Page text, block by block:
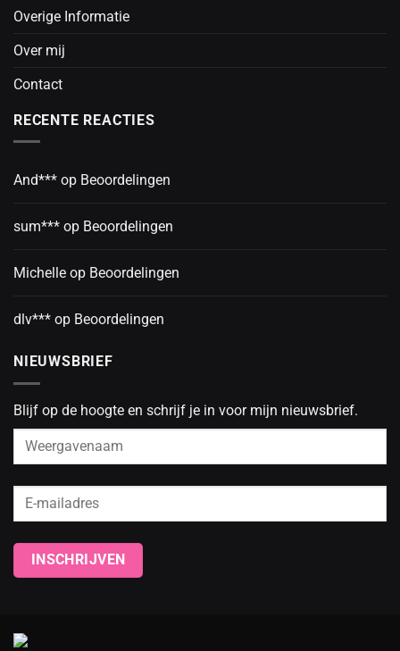
Overige Informatie
Over mij
Contact
RECENTE REACTIES
And*** op Beoordelingen
sum*** op Beoordelingen
Michelle op Beoordelingen
dlv*** op Beoordelingen
NIEUWSBRIEF
Blijf op de hoogte en schrijf je in voor mijn nieuwsbrief.